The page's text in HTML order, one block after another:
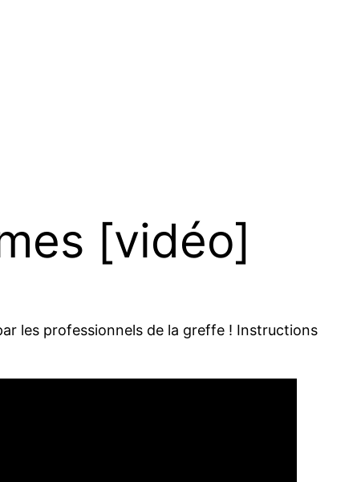
[vidéo]
les professionnels de la greffe ! Instructions